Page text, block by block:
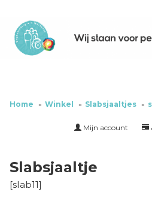
Home Winkel Slabsjaaltjes
Mijn account
Slabsjaaltje
[slab11]